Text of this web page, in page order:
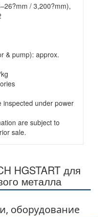
/ 3,200?mm),
& pump): approx.
inspected under power
are subject to
sale.
HGSTART для
металла
оборудование